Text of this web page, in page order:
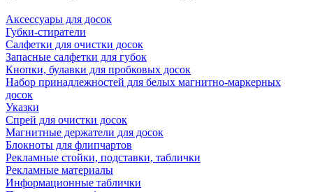
Аксессуары для досок
Губки-стиратели
Салфетки для очистки досок
Запасные салфетки для губок
Кнопки, булавки для пробковых досок
Набор принадлежностей для белых магнитно-маркерных
досок
Указки
Спрей для очистки досок
Магнитные держатели для досок
Блокноты для флипчартов
Рекламные стойки, подставки, таблички
Рекламные материалы
Информационные таблички